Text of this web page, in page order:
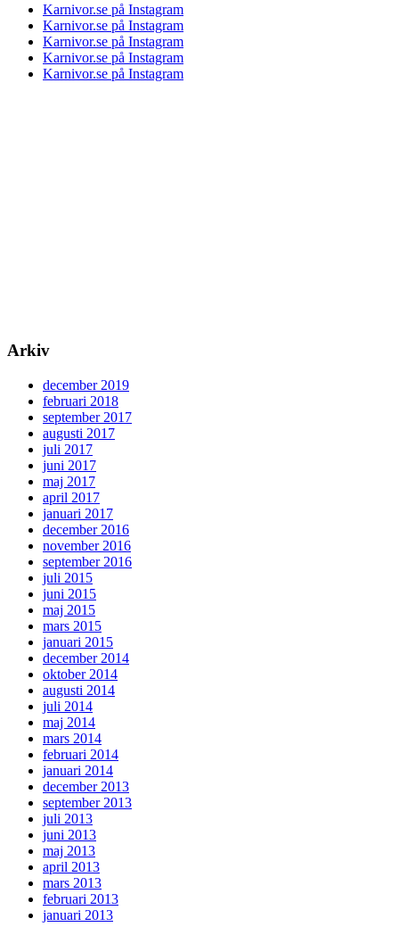
Karnivor.se på Instagram
Karnivor.se på Instagram
Karnivor.se på Instagram
Karnivor.se på Instagram
Karnivor.se på Instagram
Arkiv
december 2019
februari 2018
september 2017
augusti 2017
juli 2017
juni 2017
maj 2017
april 2017
januari 2017
december 2016
november 2016
september 2016
juli 2015
juni 2015
maj 2015
mars 2015
januari 2015
december 2014
oktober 2014
augusti 2014
juli 2014
maj 2014
mars 2014
februari 2014
januari 2014
december 2013
september 2013
juli 2013
juni 2013
maj 2013
april 2013
mars 2013
februari 2013
januari 2013